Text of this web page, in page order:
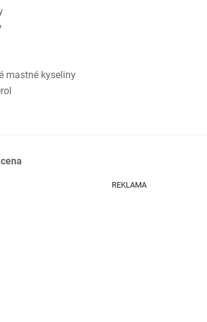
mastné kyseliny
REKLAMA